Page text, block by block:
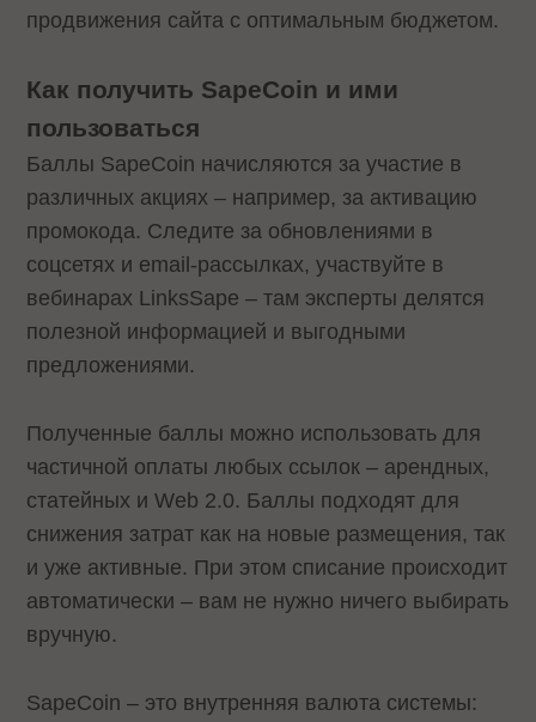
продвижения сайта с оптимальным бюджетом.
Как получить SapeCoin и ими
пользоваться
Баллы SapeCoin начисляются за участие в
различных акциях – например, за активацию
промокода. Следите за обновлениями в
соцсетях и email-рассылках, участвуйте в
вебинарах LinksSape – там эксперты делятся
полезной информацией и выгодными
предложениями.
Полученные баллы можно использовать для
частичной оплаты любых ссылок – арендных,
статейных и Web 2.0. Баллы подходят для
снижения затрат как на новые размещения, так
и уже активные. При этом списание происходит
автоматически – вам не нужно ничего выбирать
вручную.
SapeCoin – это внутренняя валюта системы: